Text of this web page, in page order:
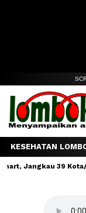
KESEHATAN
39 Kota/Provinsi